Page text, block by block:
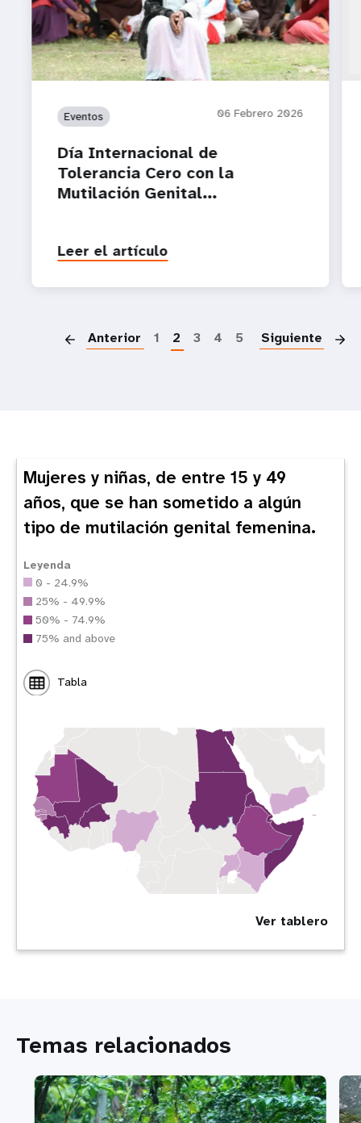
Eventos 06 Febrero 2026
Día Internacional de
Tolerancia Cero con la
Mutilación Genital...
Leer el artículo
Anterior 1 2 3 4 5 Siguiente
Mujeres y niñas, de entre 15 y 49
años, que se han sometido a algún
tipo de mutilación genital femenina.
Leyenda
0 - 24.9%
25% - 49.9%
50% - 74.9%
75% and above
Tabla
Ver tablero
Temas relacionados